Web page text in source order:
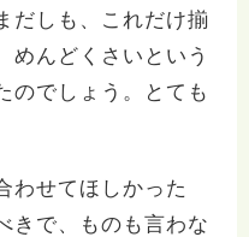
だしも、これだけ揃
めんどくさいという
のでしょう。とても
わせてほしかった
きで、ものも言わな